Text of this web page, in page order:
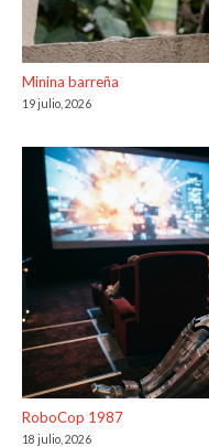
Minina barreña
19 julio, 2026
RoboCop 1987
18 julio, 2026